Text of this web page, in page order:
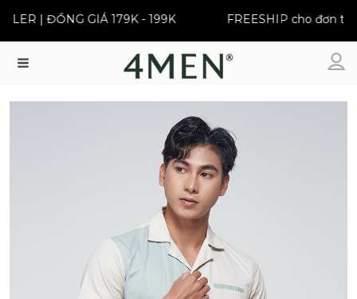
| ĐỒNG GIÁ 179K - 199K FREESHIP cho đơn từ